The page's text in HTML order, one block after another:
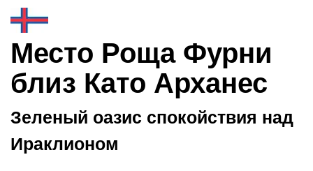
Место Роща Фурни
близ Като Арханес
Зеленый оазис спокойствия над
Ираклионом